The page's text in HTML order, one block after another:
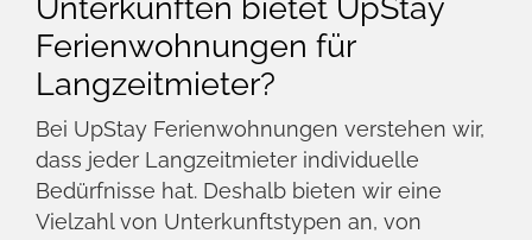
einem idealen Ort für
Langzeitmieten?